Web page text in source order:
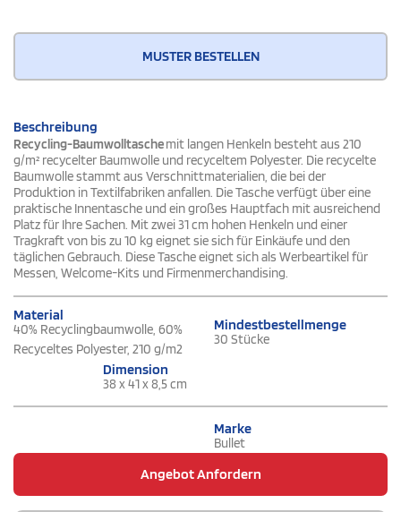
MUSTER BESTELLEN
Beschreibung
Recycling-Baumwolltaschemit langen Henkeln besteht aus 210
g/m² recycelter Baumwolle und recyceltem Polyester. Die recycelte
Baumwolle stammt aus Verschnittmaterialien, die bei der
Produktion in Textilfabriken anfallen. Die Tasche verfügt über eine
praktische Innentasche und ein großes Hauptfach mit ausreichend
Platz für Ihre Sachen. Mit zwei 31 cm hohen Henkeln und einer
Tragkraft von bis zu 10 kg eignet sie sich für Einkäufe und den
täglichen Gebrauch. Diese Tasche eignet sich als Werbeartikel für
Messen, Welcome-Kits und Firmenmerchandising.
Material
40% Recyclingbaumwolle, 60%
Recyceltes Polyester, 210 g/m2
Mindestbestellmenge
30 Stücke
Dimension
38 x 41 x 8,5 cm
Marke
Bullet
Angebot Anfordern